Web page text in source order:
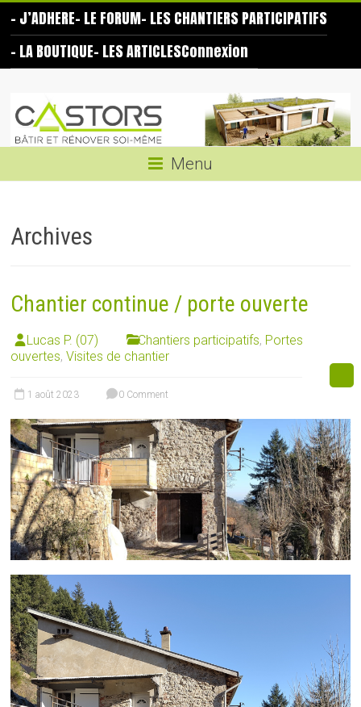
content
– J’ADHERE– LE FORUM– LES CHANTIERS PARTICIPATIFS
– LA BOUTIQUE– LES ARTICLESConnexion
Castors
même
Menu
Archives
Chantier continue / porte ouverte
Lucas P. (07) Chantiers participatifs, Portes
ouvertes,Visites de chantier
1 août 2023 0 Comment